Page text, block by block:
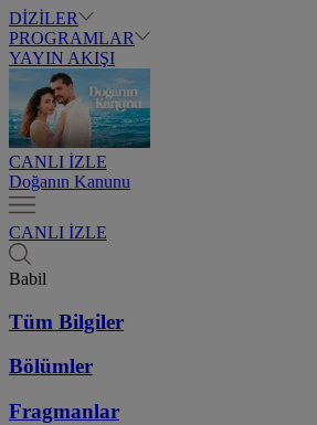
DİZİLER
PROGRAMLAR
YAYIN AKIŞI
CANLI İZLE
Doğanın Kanunu
CANLI İZLE
Babil
Tüm Bilgiler
Bölümler
Fragmanlar